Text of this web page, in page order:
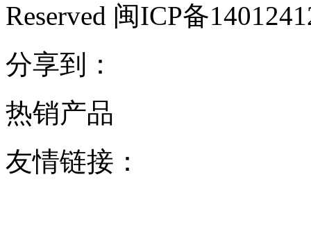
Reserved 闽ICP备
分享到：
热销产品
友情链接：